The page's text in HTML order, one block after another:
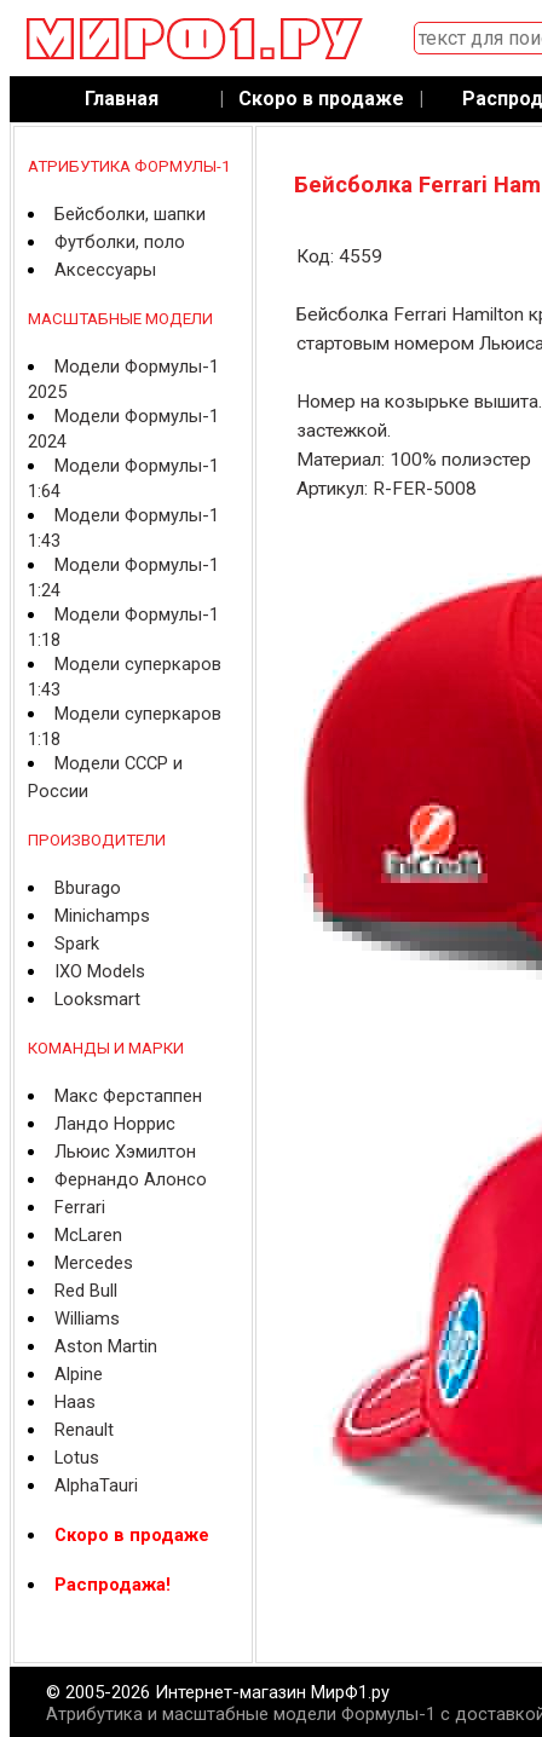
Главная | Скоро в продаже |
АТРИБУТИКА ФОРМУЛЫ-1
Бейсболки, шапки
Футболки, поло
Аксессуары
МАСШТАБНЫЕ МОДЕЛИ
Модели Формулы-1
2025
Модели Формулы-1
2024
Модели Формулы-1
1:64
Модели Формулы-1
1:43
Модели Формулы-1
1:24
Модели Формулы-1
1:18
Модели суперкаров
1:43
Модели суперкаров
1:18
Модели СССР и
России
ПРОИЗВОДИТЕЛИ
Bburago
Minichamps
Spark
IXO Models
Looksmart
КОМАНДЫ И МАРКИ
Макс Ферстаппен
Ландо Норрис
Льюис Хэмилтон
Фернандо Алонсо
Ferrari
McLaren
Mercedes
Red Bull
Williams
Aston Martin
Alpine
Haas
Renault
Lotus
AlphaTauri
Скоро в продаже
Распродажа!
Бейсболка Ferrari
Код: 4559
Бейсболка Ferrari Hamilton
стартовым номером
Номер на козырьке
застежкой.
Материал: 100% полиэстер
Артикул: R-FER-5008
© 2005-2026 Интернет-магазин МирФ1.ру
Атрибутика и масштабные модели Формулы-1 с